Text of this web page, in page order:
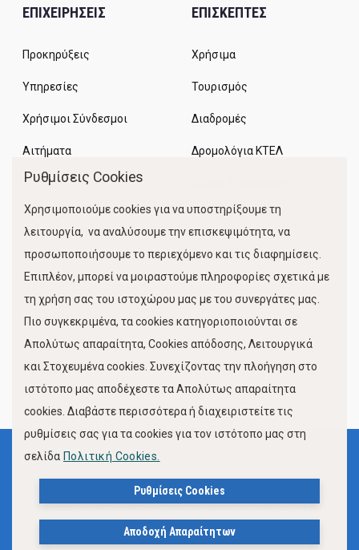
ΕΠΙΧΕΙΡΗΣΕΙΣ
Προκηρύξεις
Υπηρεσίες
Χρήσιμοι Σύνδεσμοι
Αιτήματα
ΕΠΙΣΚΕΠΤΕΣ
Χρήσιμα
Τουρισμός
Διαδρομές
Δρομολόγια ΚΤΕΛ
Κίνηση Λιμένος
FOLLOW US
Όροι Χρήσης
Πολιτική Προστασίας Προσωπικών Δεδομένων
Πολιτική Cookies
Ρυθμίσεις Cookies
Χρησιμοποιούμε cookies για να υποστηρίξουμε τη
λειτουργία, να αναλύσουμε την επισκεψιμότητα, να
προσωποποιήσουμε το περιεχόμενο και τις διαφημίσεις.
Επιπλέον, μπορεί να μοιραστούμε πληροφορίες σχετικά με
τη χρήση σας του ιστοχώρου μας με του συνεργάτες μας.
Πιο συγκεκριμένα, τα cookies κατηγοριοποιούνται σε
Απολύτως απαραίτητα, Cookies απόδοσης, Λειτουργικά
και Στοχευμένα cookies. Συνεχίζοντας την πλοήγηση στο
ιστότοπο μας αποδέχεστε τα Απολύτως απαραίτητα
cookies. Διαβάστε περισσότερα ή διαχειριστείτε τις
ρυθμίσεις σας για τα cookies για τον ιστότοπο μας στη
σελίδα Πολιτική Cookies.
Ρυθμίσεις Cookies
Αποδοχή Απαραίτητων